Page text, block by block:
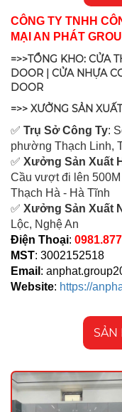
CÔNG TY TNHH
MẠI AN PHÁT
=>>TỔNG KHO: CỬA
DOOR | CỬA NHỰA
DOOR
=>> XƯỞNG SẢN
✅ Trụ Sở Công Ty:
phường Thạch Linh,
✅ Xưởng Sản Xuất
Cầu vượt đi lên
Thạch Hà - Hà Tĩnh
✅ Xưởng Sản Xuất
Lộc, Nghệ An
Điện Thoại:
MST: 3002152518
Email :
Website: https://
SẢN